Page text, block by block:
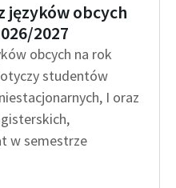
języków obcych
2027
obcych na rok
studentów
I oraz
w semestrze